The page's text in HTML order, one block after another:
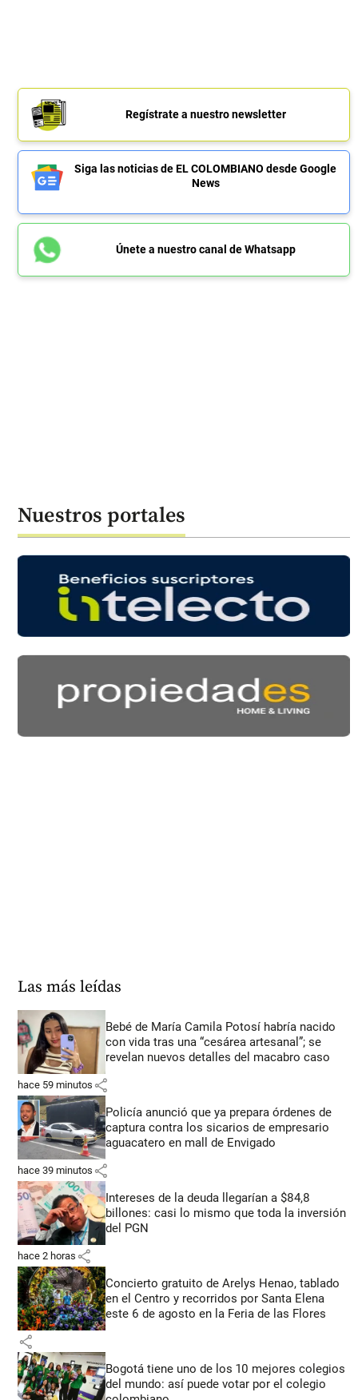
Regístrate a nuestro newsletter
Siga las noticias de EL COLOMBIANO desde Google
News
Únete a nuestro canal de Whatsapp
Nuestros portales
Las más leídas
Bebé de María Camila Potosí habría nacido
con vida tras una “cesárea artesanal”; se
revelan nuevos detalles del macabro caso
hace 59 minutos share
Policía anunció que ya prepara órdenes de
captura contra los sicarios de empresario
aguacatero en mall de Envigado
hace 39 minutos share
Intereses de la deuda llegarían a $84,8
billones: casi lo mismo que toda la inversión
del PGN
hace 2 horas share
Concierto gratuito de Arelys Henao, tablado
en el Centro y recorridos por Santa Elena
este 6 de agosto en la Feria de las Flores
share
Bogotá tiene uno de los 10 mejores colegios
del mundo: así puede votar por el colegio